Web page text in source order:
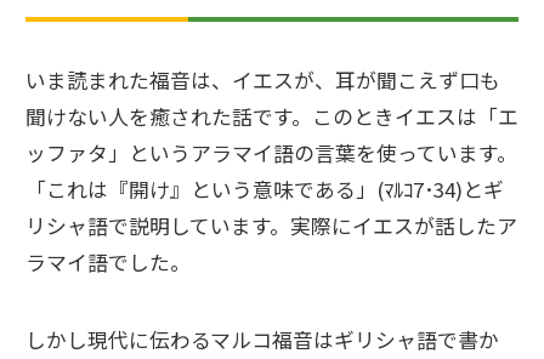
いま読まれた福音は、イエスが、耳が聞こえず口も
聞けない人を癒された話です。このときイエスは「エ
ッファタ」というアラマイ語の言葉を使っています。
「これは『開け』という意味である」(ﾏﾙｺ7･34)とギ
リシャ語で説明しています。実際にイエスが話したア
ラマイ語でした。
しかし現代に伝わるマルコ福音はギリシャ語で書か